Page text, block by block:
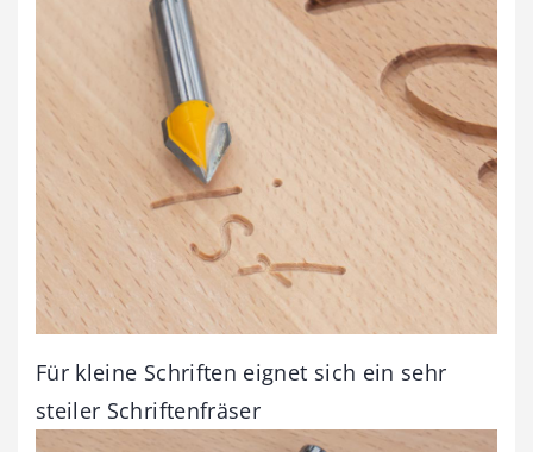
Für kleine Schriften eignet sich ein sehr
steiler Schriftenfräser